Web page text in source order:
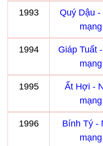
1993
Quý Dậu -
mạng
1994
Giáp Tuất
mạng
1995
Ất Hợi -
mạng
1996
Bính Tý -
mạng